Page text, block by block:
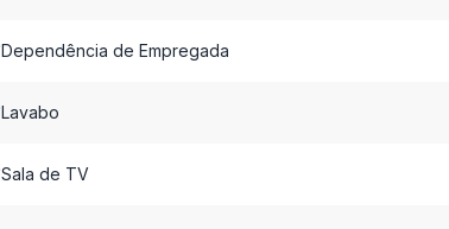
Dependência de Empregada
Lavabo
Sala de TV